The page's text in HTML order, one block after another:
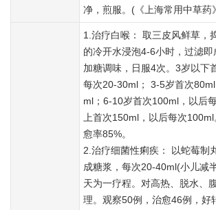
净，煎服。(《上海常用中草药
1.治疗白喉： 取三皮风鲜草，
的冷开水浸泡4-6小时，过滤
加糖调味，日服4次。3岁以下
每次20-30ml； 3-5岁首次
ml；6-10岁首次100ml，以后
上首次150ml，以后每次
愈率85%。
2.治疗细菌性痢疾： 以蛇莓制
成糖浆，每次20-40ml(小儿减
天为一疗程。对高热、脱水、
理。观察50例，治愈46例，好